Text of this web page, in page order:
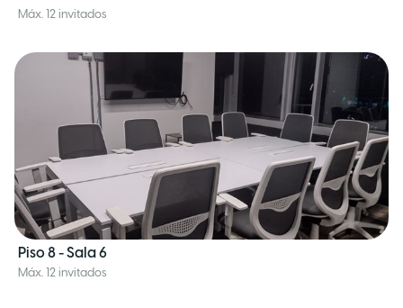
Máx. 12 invitados
Piso 8 - Sala 6
Máx. 12 invitados